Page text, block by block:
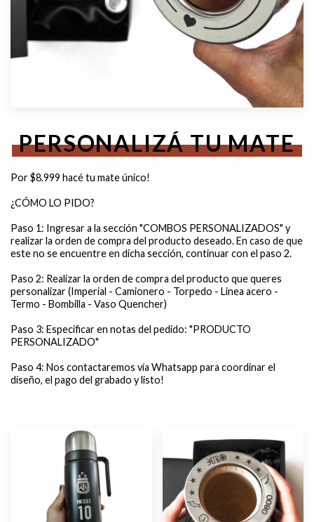
PERSONALIZÁ TU MATE
Por $8.999 hacé tu mate único!
¿CÓMO LO PIDO?
Paso 1: Ingresar a la sección "COMBOS PERSONALIZADOS" y
realizar la orden de compra del producto deseado. En caso de que
este no se encuentre en dicha sección, continuar con el paso 2.
Paso 2: Realizar la orden de compra del producto que queres
personalizar (Imperial - Camionero - Torpedo - Linea acero -
Termo - Bombilla - Vaso Quencher)
Paso 3: Especificar en notas del pedido: "PRODUCTO
PERSONALIZADO"
Paso 4: Nos contactaremos vía Whatsapp para coordinar el
diseño, el pago del grabado y listo!